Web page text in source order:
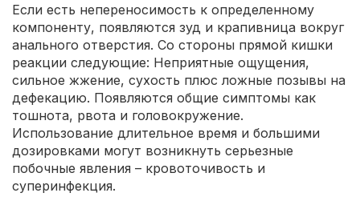
Если есть непереносимость к определенному
компоненту, появляются зуд и крапивница вокруг
анального отверстия. Со стороны прямой кишки
реакции следующие: Неприятные ощущения,
сильное жжение, сухость плюс ложные позывы на
дефекацию. Появляются общие симптомы как
тошнота, рвота и головокружение.
Использование длительное время и большими
дозировками могут возникнуть серьезные
побочные явления – кровоточивость и
суперинфекция.